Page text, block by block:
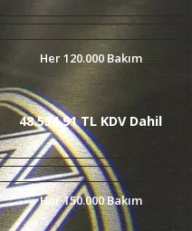
Her 120.000 Bakım
48.554,91 TL KDV Dahil
Her 150.000 Bakım